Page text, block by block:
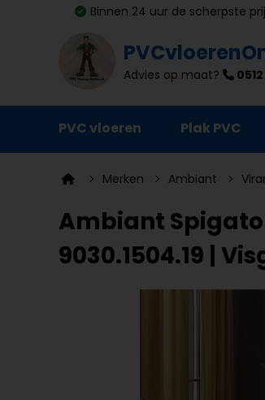
Binnen 24 uur de scherpste
Advies op maat?
PVC vloeren Plak PVC
Ondervloeren
Plinten
Deurmatten
Merken Ambiant
Ambiant
9030.1504.19 |